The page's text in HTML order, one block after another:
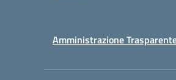
Amministrazione